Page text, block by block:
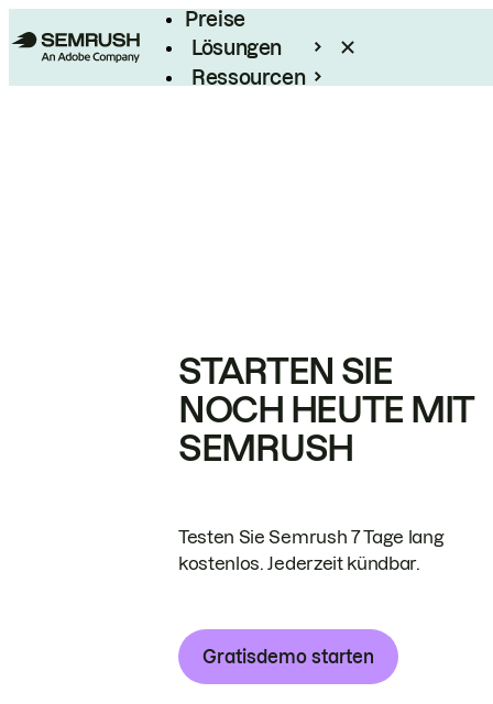
Preise
Lösungen
Ressourcen
STARTEN SIE
NOCH HEUTE MIT
SEMRUSH
Testen Sie Semrush 7 Tage lang
kostenlos. Jederzeit kündbar.
Gratisdemo starten